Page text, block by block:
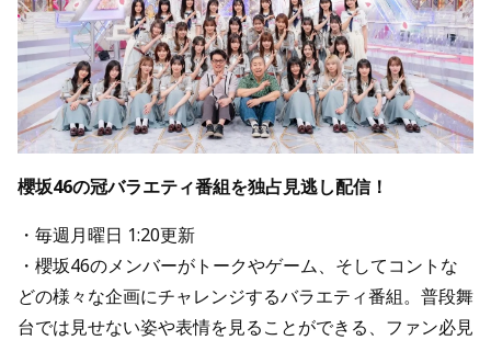
櫻坂46の冠バラエティ番組を独占見逃し配信！
・毎週月曜日 1:20更新
・櫻坂46のメンバーがトークやゲーム、そしてコントな
どの様々な企画にチャレンジするバラエティ番組。普段舞
台では見せない姿や表情を見ることができる、ファン必見